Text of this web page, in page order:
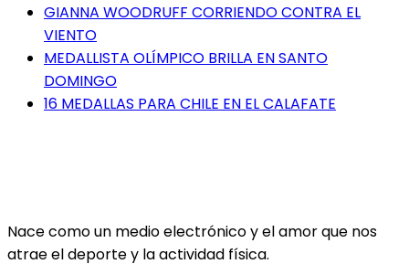
GIANNA WOODRUFF CORRIENDO CONTRA EL
VIENTO
MEDALLISTA OLÍMPICO BRILLA EN SANTO
DOMINGO
16 MEDALLAS PARA CHILE EN EL CALAFATE
Nace como un medio electrónico y el amor que nos
atrae el deporte y la actividad física.